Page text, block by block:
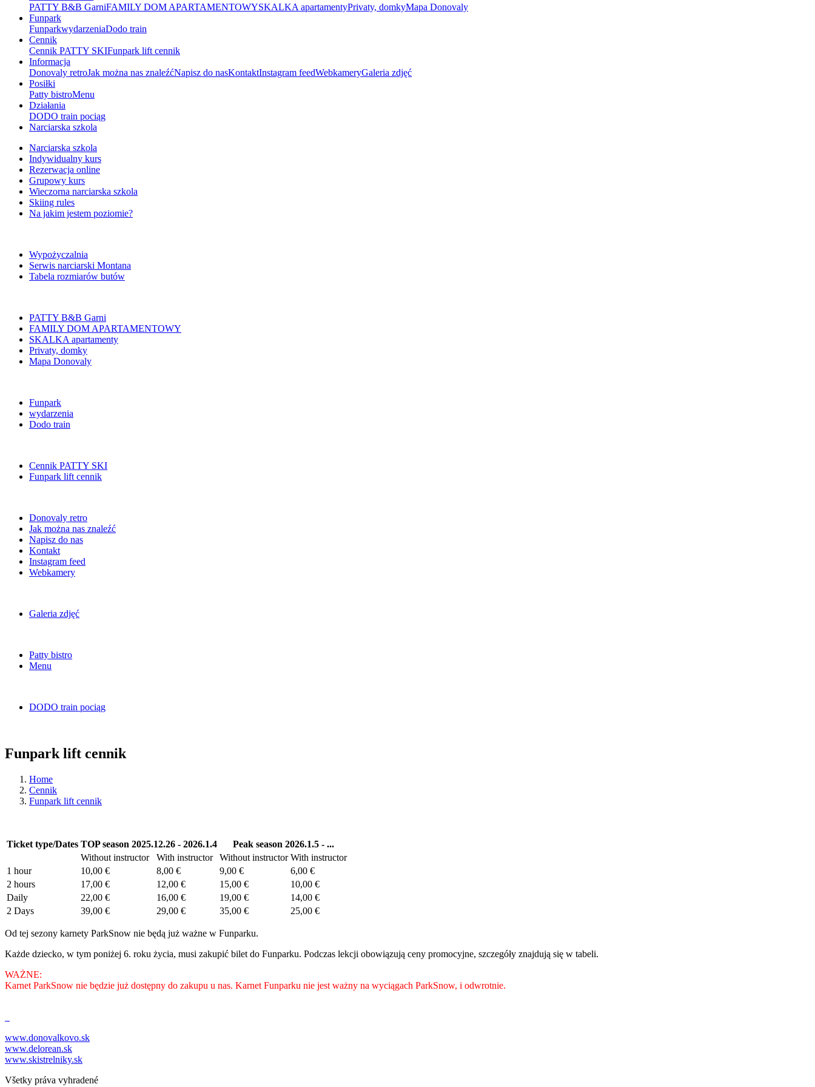
PATTY B&B GarniFAMILY DOM APARTAMENTOWYSKALKA apartamentyPrivaty, domkyMapa Donovaly
Funpark
FunparkwydarzeniaDodo train
Cennik
Cennik PATTY SKIFunpark lift cennik
Informacja
Donovaly retroJak można nas znaleźćNapisz do nasKontaktInstagram feedWebkameryGaleria zdjęć
Posiłki
Patty bistroMenu
Działania
DODO train pociąg
Narciarska szkola
Narciarska szkola
Indywidualny kurs
Rezerwacja online
Grupowy kurs
Wieczorna narciarska szkola
Skiing rules
Na jakim jestem poziomie?
Wypożyczalnia
Serwis narciarski Montana
Tabela rozmiarów butów
PATTY B&B Garni
FAMILY DOM APARTAMENTOWY
SKALKA apartamenty
Privaty, domky
Mapa Donovaly
Funpark
wydarzenia
Dodo train
Cennik PATTY SKI
Funpark lift cennik
Donovaly retro
Jak można nas znaleźć
Napisz do nas
Kontakt
Instagram feed
Webkamery
Galeria zdjęć
Patty bistro
Menu
DODO train pociąg
Funpark lift cennik
Home
Cennik
Funpark lift cennik
Ticket type/Dates TOP season 2025.12.26 - 2026.1.4
Peak season 2026.1.5 - ...
Without instructor
With instructor Without instructor With instructor
1 hour
10,00 € 8,00 € 9,00 €
6,00 €
2 hours
17,00 € 12,00 € 15,00 €
10,00 €
Daily
22,00 € 16,00 € 19,00 €
14,00 €
2 Days
39,00 € 29,00 € 35,00 € 25,00 €
Od tej sezony karnety ParkSnow nie będą już ważne w Funparku.
Każde dziecko, w tym poniżej 6. roku życia, musi zakupić bilet do Funparku. Podczas lekcji obowiązują ceny promocyjne, szczegóły znajdują się w tabeli.
WAŻNE:
Karnet ParkSnow nie będzie już dostępny do zakupu u nas. Karnet Funparku nie jest ważny na wyciągach ParkSnow, i odwrotnie.
www.donovalkovo.sk
www.delorean.sk
www.skistrelniky.sk
Všetky práva vyhradené